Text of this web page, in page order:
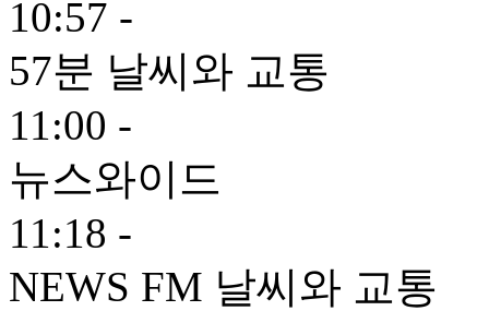
10:57 -
57분 날씨와 교통
11:00 -
뉴스와이드
11:18 -
NEWS FM 날씨와 교통